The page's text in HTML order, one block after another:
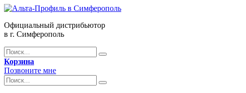
Официальный дистрибьютор
в г. Симферополь
Корзина
Позвоните мне